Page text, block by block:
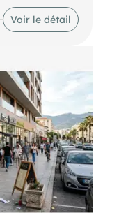
Activité
Voir le détail